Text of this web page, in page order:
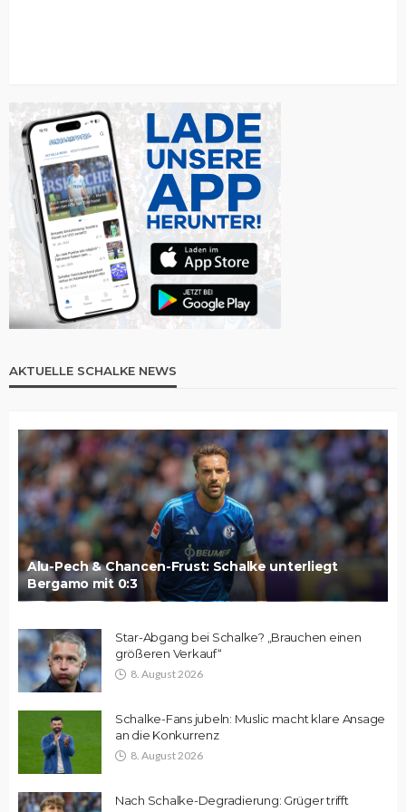
AKTUELLE SCHALKE NEWS
Alu-Pech & Chancen-Frust: Schalke unterliegt
Bergamo mit 0:3
Star-Abgang bei Schalke? „Brauchen einen
größeren Verkauf“
8. August 2026
Schalke-Fans jubeln: Muslic macht klare Ansage
an die Konkurrenz
8. August 2026
Nach Schalke-Degradierung: Grüger trifft